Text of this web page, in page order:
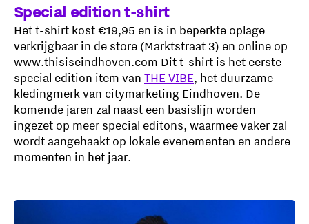
Special edition t-shirt
Het t-shirt kost €19,95 en is in beperkte oplage
verkrijgbaar in de store (Marktstraat 3) en online op
www.thisiseindhoven.com Dit t-shirt is het eerste
special edition item van THE VIBE, het duurzame
kledingmerk van citymarketing Eindhoven. De
komende jaren zal naast een basislijn worden
ingezet op meer special editons, waarmee vaker zal
wordt aangehaakt op lokale evenementen en andere
momenten in het jaar.